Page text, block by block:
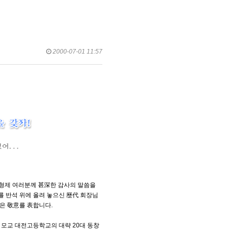
2000-07-01 11:57
제 여러분께 甚深한 감사의 말씀을
반석 위에 올려 놓으신 歷代 회장님
敬意를 表합니다.
교 대전고등학교의 대략 20대 동창